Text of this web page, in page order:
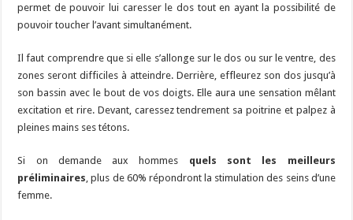
permet de pouvoir lui caresser le dos tout en ayant la possibilité de
pouvoir toucher l’avant simultanément.
Il faut comprendre que si elle s’allonge sur le dos ou sur le ventre, des
zones seront difficiles à atteindre. Derrière, effleurez son dos jusqu’à
son bassin avec le bout de vos doigts. Elle aura une sensation mêlant
excitation et rire. Devant, caressez tendrement sa poitrine et palpez à
pleines mains ses tétons.
Si on demande aux hommes quels sont les meilleurs
préliminaires , plus de 60% répondront la stimulation des seins d’une
femme.